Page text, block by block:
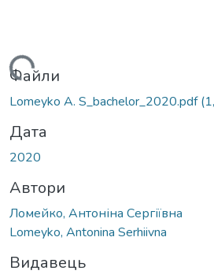
Файли
Lomeyko A. S_bachelor_2020.pdf
Дата
2020
Автори
Ломейко, Антоніна Сергіївна
Lomeyko, Antonina Serhiivna
Видавець